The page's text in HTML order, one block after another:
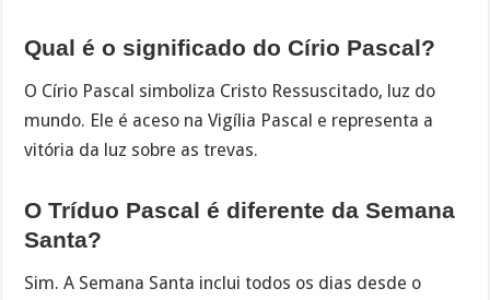
Qual é o significado do Círio Pascal?
O Círio Pascal simboliza Cristo Ressuscitado, luz do
mundo. Ele é aceso na Vigília Pascal e representa a
vitória da luz sobre as trevas.
O Tríduo Pascal é diferente da Semana
Santa?
Sim. A Semana Santa inclui todos os dias desde o